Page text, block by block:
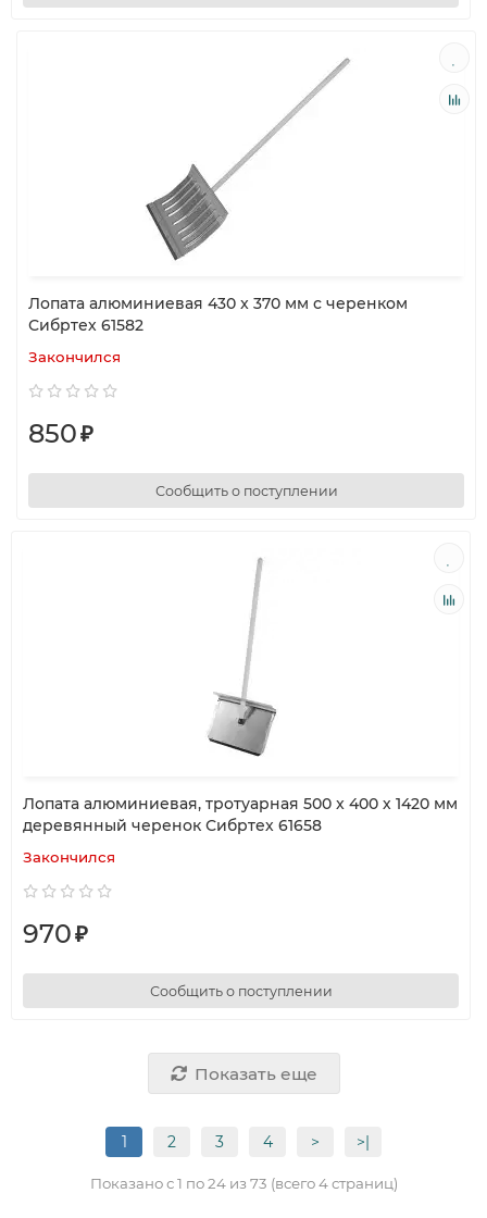
Лопата алюминиевая 430 x 370 мм с черенком
Сибртех 61582
Закончился
850₽
Сообщить о поступлении
Лопата алюминиевая, тротуарная 500 x 400 х 1420 мм
деревянный черенок Сибртех 61658
Закончился
970₽
Сообщить о поступлении
Показать еще
1 2 3 4 > >|
Показано с 1 по 24 из 73 (всего 4 страниц)